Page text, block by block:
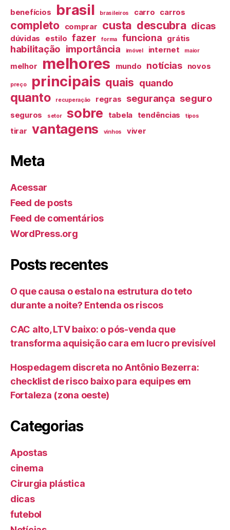
benefícios brasil brasileiros carro carros
completo comprar custa descubra dicas
dúvidas estilo fazer forma funciona grátis
habilitação importância imóvel internet maior
melhor melhores mundo notícias novos
preço principais quais quando
quanto recuperação regras segurança seguro
seguros setor sobre tabela tendências tipos
tirar vantagens vinhos viver
Meta
Acessar
Feed de posts
Feed de comentários
WordPress.org
Posts recentes
O que causa o estalo na estrutura do teto
durante a noite? Entenda os riscos
CAC alto, LTV baixo: o pós-venda que
transforma aquisição cara em lucro previsível
Hospedagem discreta no Antônio Bezerra:
checklist de risco baixo para equipes em
Fortaleza (zona oeste)
Categorias
Apostas
cinema
Cirurgia plástica
dicas
futebol